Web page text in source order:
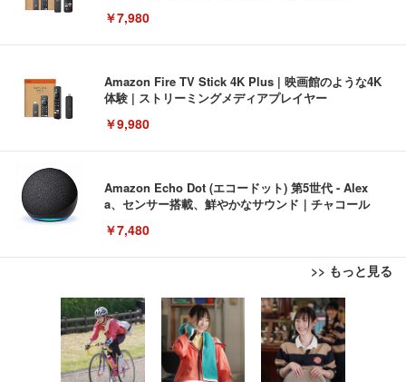
￥7,980
Amazon Fire TV Stick 4K Plus | 映画館のような4K
体験 | ストリーミングメディアプレイヤー
￥9,980
Amazon Echo Dot (エコードット) 第5世代 - Alex
a、センサー搭載、鮮やかなサウンド｜チャコール
￥7,480
>> もっと見る
[EdoErgo] オフィスチェア 椅子 テレワーク 疲れな
い 跳ね上げ式アームレスト コンパクト 約105度ロッ
キング pc 事務椅子 360度回転 座面昇降 強化ナイロ
ン樹脂ベース 通気性メッシュ 在宅ワーク H-WY01
(黒網+黒枠+黒足)
￥5,699
EIZO ビジネス向けプレミアムモニター | FlexScan
EV3240X-WT | 31.5型4K UHD・USB Type-C・ホワ
イト
￥105,595
Amazonベーシック ペットシーツ 薄型 レギュラー 1
回使い捨て 無香料 ホワイト 300枚
￥3,373